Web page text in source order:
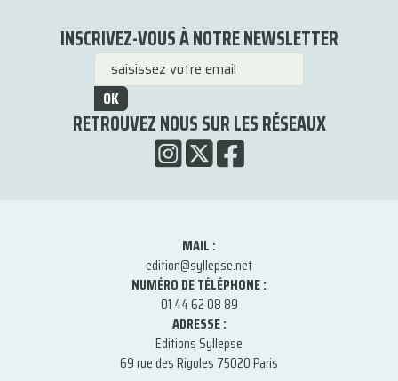
INSCRIVEZ-VOUS À NOTRE NEWSLETTER
OK
RETROUVEZ NOUS SUR LES RÉSEAUX
MAIL :
edition@syllepse.net
NUMÉRO DE TÉLÉPHONE :
01 44 62 08 89
ADRESSE :
Editions Syllepse
69 rue des Rigoles 75020 Paris